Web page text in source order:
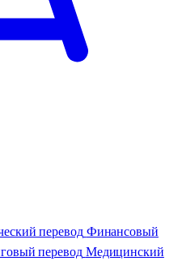
перевод Финансовый
перевод Медицинский